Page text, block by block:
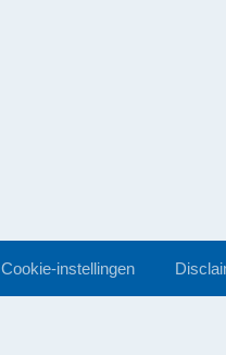
Cookie-instellingen